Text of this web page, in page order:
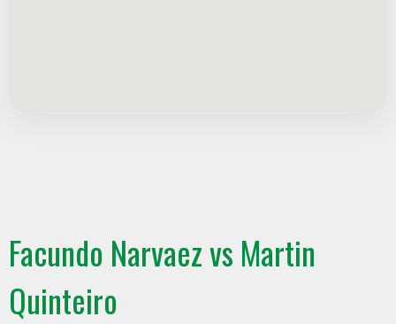
Facundo Narvaez vs Martin
Quinteiro